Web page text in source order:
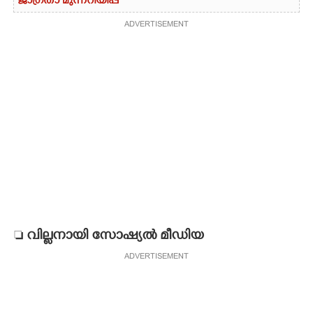
ADVERTISEMENT
 വില്ലനായി സോഷ്യൽ മീഡിയ
ADVERTISEMENT